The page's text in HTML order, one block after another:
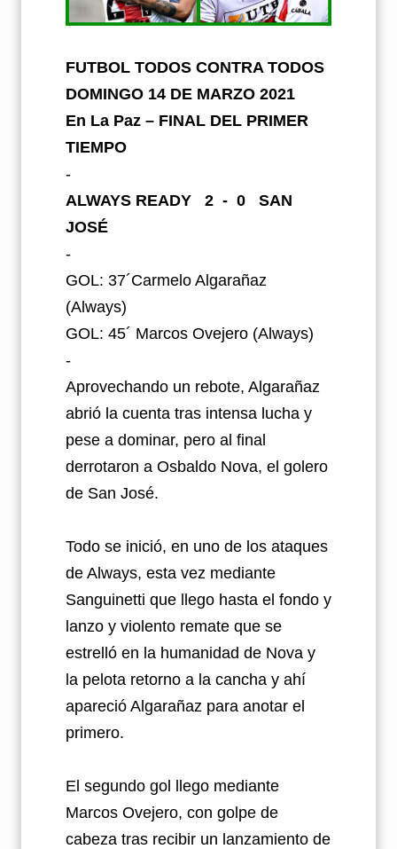
FUTBOL TODOS CONTRA TODOS
DOMINGO 14 DE MARZO 2021
En La Paz – FINAL DEL PRIMER
TIEMPO
-
ALWAYS READY 2 - 0 SAN
JOSÉ
-
GOL: 37´Carmelo Algarañaz
(Always)
GOL: 45´ Marcos Ovejero (Always)
-
Aprovechando un rebote, Algarañaz
abrió la cuenta tras intensa lucha y
pese a dominar, pero al final
derrotaron a Osbaldo Nova, el golero
de San José.
Todo se inició, en uno de los ataques
de Always, esta vez mediante
Sanguinetti que llego hasta el fondo y
lanzo y violento remate que se
estrelló en la humanidad de Nova y
la pelota retorno a la cancha y ahí
apareció Algarañaz para anotar el
primero.
El segundo gol llego mediante
Marcos Ovejero, con golpe de
cabeza tras recibir un lanzamiento de